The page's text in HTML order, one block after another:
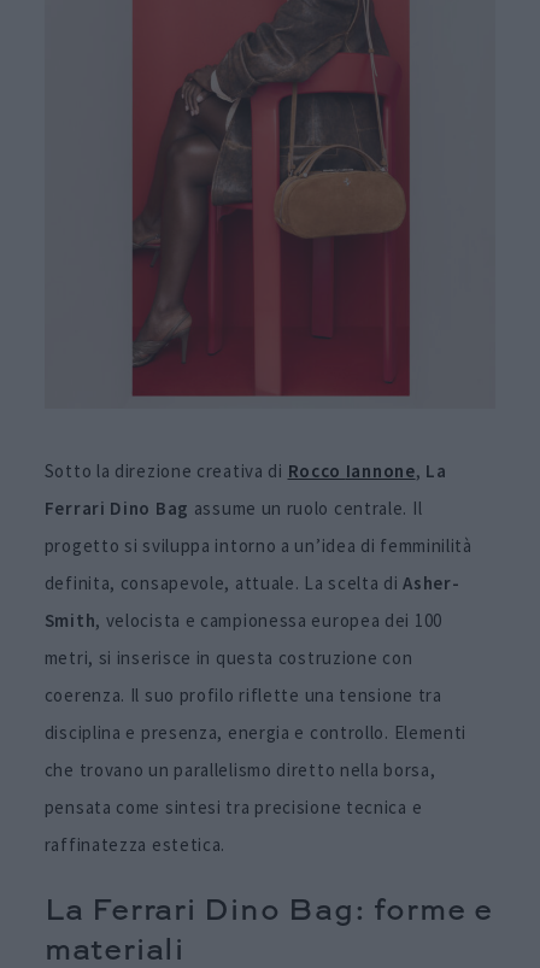
Sotto la direzione creativa di Rocco Iannone, La
Ferrari Dino Bag assume un ruolo centrale. Il
progetto si sviluppa intorno a un’idea di femminilità
definita, consapevole, attuale. La scelta diAsher-
Smith, velocista e campionessa europea dei 100
metri, si inserisce in questa costruzione con
coerenza. Il suo profilo riflette una tensione tra
disciplina e presenza, energia e controllo. Elementi
che trovano un parallelismo diretto nella borsa,
pensata come sintesi tra precisione tecnica e
raffinatezza estetica.
La Ferrari Dino Bag: forme e
materiali